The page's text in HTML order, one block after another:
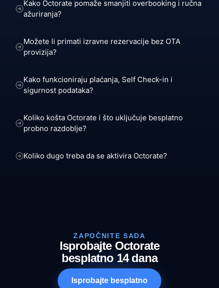
Kako Octorate pomaže smanjiti overbooking i ručna
ažuriranja?
Možete li primati izravne rezervacije bez OTA
provizija?
Kako funkcioniraju plaćanja, Self Check-in i
sigurnost podataka?
Koliko košta Octorate i što uključuje besplatno
probno razdoblje?
Koliko dugo treba da se aktivira Octorate?
ZAPOČNITE SADA
Isprobajte Octorate
besplatno 14 dana
Isprobajte besplatno